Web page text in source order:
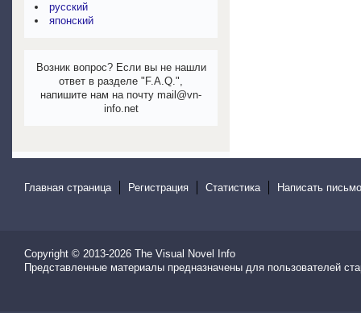
русский
японский
Возник вопрос? Если вы не нашли
ответ в разделе "F.A.Q.",
напишите нам на почту mail@vn-
info.net
Главная страница Регистрация Статистика Написать
Copyright © 2013-2026 The Visual Novel Info
Представленные материалы предназначены для пользователей